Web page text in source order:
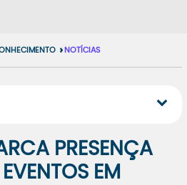
NOTÍCIAS
PRESENÇA
EM